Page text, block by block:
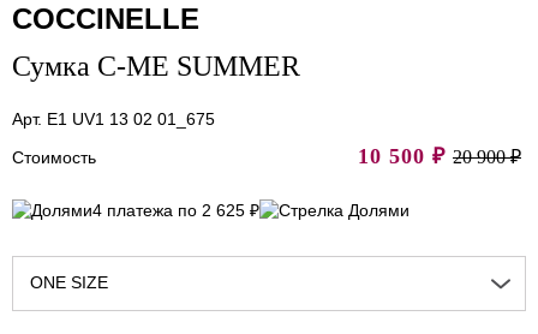
COCCINELLE
Сумка C-ME SUMMER
Арт. E1 UV1 13 02 01_675
Стоимость
10 500 ₽ 20 900 ₽
4 платежа по 2 625 ₽
ONE SIZE